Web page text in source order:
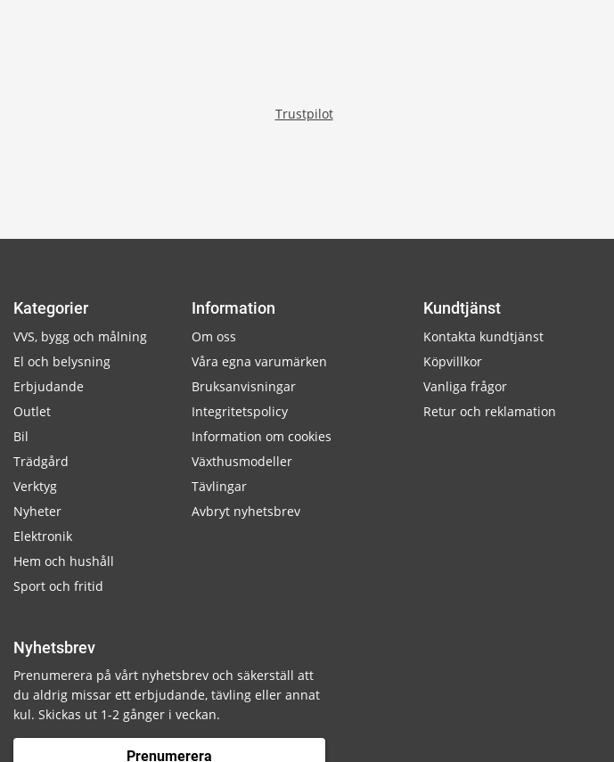
Trustpilot
Kategorier
VVS, bygg och målning
El och belysning
Erbjudande
Outlet
Bil
Trädgård
Verktyg
Nyheter
Elektronik
Hem och hushåll
Sport och fritid
Information
Om oss
Våra egna varumärken
Bruksanvisningar
Integritetspolicy
Information om cookies
Växthusmodeller
Tävlingar
Avbryt nyhetsbrev
Kundtjänst
Kontakta kundtjänst
Köpvillkor
Vanliga frågor
Retur och reklamation
Nyhetsbrev
Prenumerera på vårt nyhetsbrev och säkerställ att
du aldrig missar ett erbjudande, tävling eller annat
kul. Skickas ut 1-2 gånger i veckan.
Prenumerera